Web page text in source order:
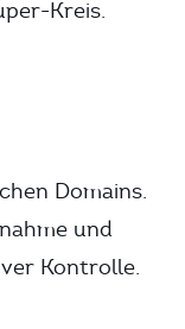
Kreis.
Domains.
und
Kontrolle.